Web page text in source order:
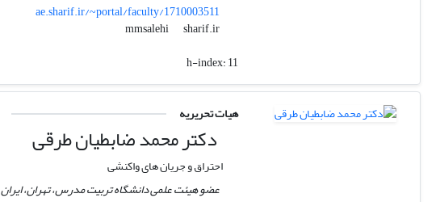
ae.sharif.ir/~portal/faculty/1710003511
mmsalehi
sharif.ir
h-index:11
هیات تحریریه
دکتر محمد ضابطیان طرقی
احتراق و جریان های واکنشی
عضو هیئت علمی دانشگاه تربیت مدرس، تهران، ایران